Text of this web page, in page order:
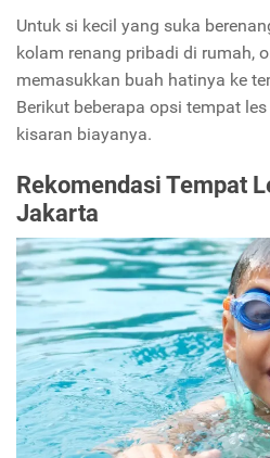
Untuk si kecil yang suka
kolam renang pribadi di rumah,
memasukkan buah hatinya ke
Berikut beberapa opsi tempat
kisaran biayanya.
Rekomendasi Tempat
Jakarta